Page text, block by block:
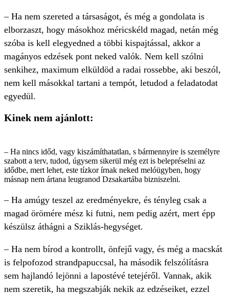
– Ha nem szereted a társaságot, és még a gondolata is
elborzaszt, hogy másokhoz méricskéld magad, netán még
szóba is kell elegyedned a többi kispajtással, akkor a
magányos edzések pont neked valók. Nem kell szólni
senkihez, maximum elküldöd a radai rossebbe, aki beszól,
nem kell másokkal tartani a tempót, letudod a feladatodat
egyedül.
Kinek nem ajánlott:
– Ha nincs időd, vagy kiszámíthatatlan, s bármennyire is személyre
szabott a terv, tudod, úgysem sikerül még ezt is belepréselni az
idődbe, mert lehet, este tízkor írnak neked melóügyben, hogy
másnap nem ártana leugranod Dzsakartába bizniszelni.
– Ha amúgy teszel az eredményekre, és tényleg csak a
magad örömére mész ki futni, nem pedig azért, mert épp
készülsz áthágni a Sziklás-hegységet.
– Ha nem bírod a kontrollt, önfejű vagy, és még a macskát
is felpofozod strandpapuccsal, ha második felszólításra
sem hajlandó lejönni a lapostévé tetejéről. Vannak, akik
nem szeretik, ha megszabják nekik az edzéseiket, ezzel